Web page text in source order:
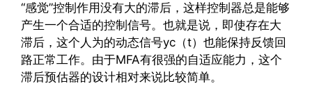
“感觉”控制作用没有大的滞后，这样控制器总是能够
产生一个合适的控制信号。也就是说，即使存在大
滞后，这个人为的动态信号yc（t）也能保持反馈回
路正常工作。由于MFA有很强的自适应能力，这个
滞后预估器的设计相对来说比较简单。